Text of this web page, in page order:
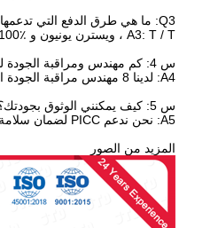
Q3: ما هي طرق الدفع التي تدعمها؟
A3: T / T ، ويسترن يونيون و L / C 100٪ في الأفق.
س 4: كم مهندس ومراقبة الجودة لديك؟
A4: لدينا 8 مهندس مراقبة الجودة المهنية.
س 5: كيف يمكنني الوثوق بجودتك؟
A5: نحن ندعم PICC لضمان سلامة الدفع ، ISO و BV لضمان الجودة.
المزيد من الصور